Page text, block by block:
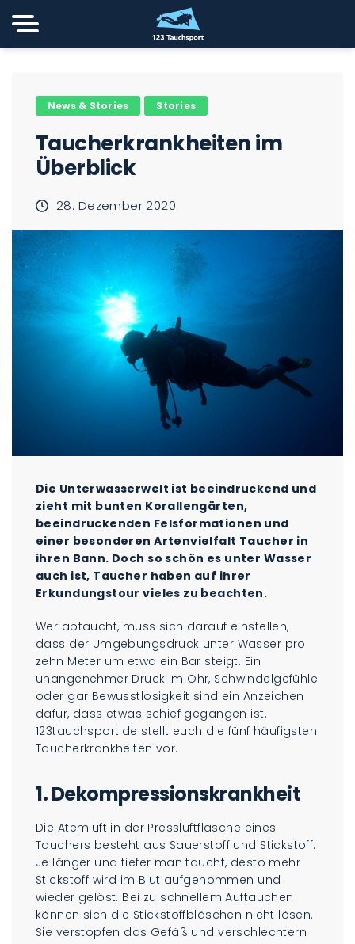
News & Stories Stories
Taucherkrankheiten im
Überblick
28. Dezember 2020
Die Unterwasserwelt ist beeindruckend und
zieht mit bunten Korallengärten,
beeindruckenden Felsformationen und
einer besonderen Artenvielfalt Taucher in
ihren Bann. Doch so schön es unter Wasser
auch ist, Taucher haben auf ihrer
Erkundungstour vieles zu beachten.
Wer abtaucht, muss sich darauf einstellen,
dass der Umgebungsdruck unter Wasser pro
zehn Meter um etwa ein Bar steigt. Ein
unangenehmer Druck im Ohr, Schwindelgefühle
oder gar Bewusstlosigkeit sind ein Anzeichen
dafür, dass etwas schief gegangen ist.
123tauchsport.de stellt euch die fünf häufigsten
Taucherkrankheiten vor.
1. Dekompressionskrankheit
Die Atemluft in der Pressluftflasche eines
Tauchers besteht aus Sauerstoff und Stickstoff.
Je länger und tiefer man taucht, desto mehr
Stickstoff wird im Blut aufgenommen und
wieder gelöst. Bei zu schnellem Auftauchen
können sich die Stickstoffbläschen nicht lösen.
Sie verstopfen das Gefäß und verschlechtern